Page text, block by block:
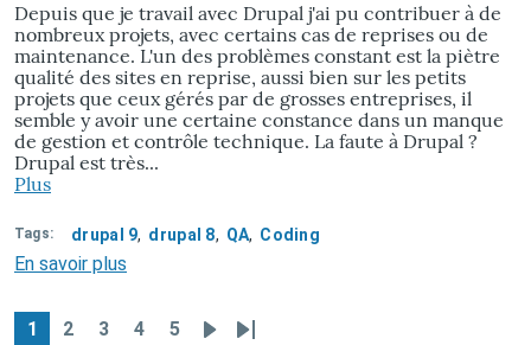
Depuis que je travail avec Drupal j'ai pu contribuer à de
nombreux projets, avec certains cas de reprises ou de
maintenance. L'un des problèmes constant est la piètre
qualité des sites en reprise, aussi bien sur les petits
projets que ceux gérés par de grosses entreprises, il
semble y avoir une certaine constance dans un manque
de gestion et contrôle technique. La faute à Drupal ?
Drupal est très...
Plus
Tags drupal 9 drupal 8 QA Coding
En savoir plus
d'un
Pagination
1 2 3 4 5